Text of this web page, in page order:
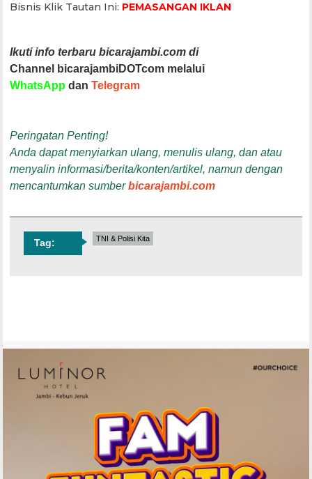
Bisnis Klik Tautan Ini: PEMASANGAN IKLAN
Ikuti info terbaru bicarajambi.com di
Channel bicarajambiDOTcom melalui
WhatsApp danTelegram
Peringatan Penting!
Anda dapat menyiarkan ulang, menulis ulang, dan atau
menyalin informasi/berita/konten/artikel, namun dengan
mencantumkan sumberbicarajambi.com
Tag: TNI & Polisi Kita